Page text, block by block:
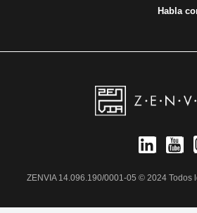
Habla
ZENVIA 14.096.190/0001-05 © 2024 Todos